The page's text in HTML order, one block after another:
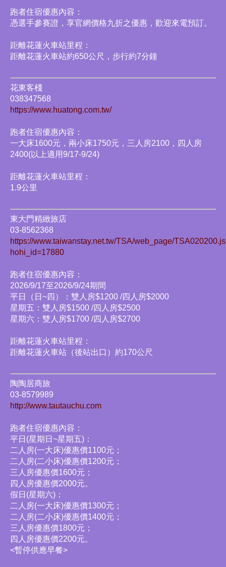
跑者住宿優惠內容：
憑選手參賽證，享官網價格九折之優惠，歡迎來電預訂。
距離花蓮火車站里程：
距離花蓮火車站約650公尺，步行約7分鐘
花東客棧
038347568
https://www.huatong.com.tw/
跑者住宿優惠內容：
一大床1600元，兩小床1750元，三人房2100，四人房
2400(以上適用9/17-9/24)
距離花蓮火車站里程：
1.9公里
東大門精緻旅店
03-8562368
https://www.taiwanstay.net.tw/TSA/web_page/
hohi_id=17880
跑者住宿優惠內容：
2026/9/17至2026/9/24期間
平日（日~四）：雙人房$1200 /四人房$2000
星期五：雙人房$1500 /四人房$2500
星期六：雙人房$1700 /四人房$2700
距離花蓮火車站里程：
距離花蓮火車站（後站出口）約170公尺
陶陶居商旅
03-8579989
http://www.tautauchu.com
跑者住宿優惠內容：
平日(星期日~星期五)：
二人房(一大床)優惠價1100元；
二人房(二小床)優惠價1200元；
三人房優惠價1600元；
四人房優惠價2000元。
假日(星期六)：
二人房(一大床)優惠價1300元；
二人房(二小床)優惠價1400元；
三人房優惠價1800元；
四人房優惠價2200元。
<暫停供應早餐>